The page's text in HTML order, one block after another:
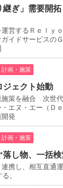
ぎ」需要開
営するＲｅｌｙｏ
イドサービスの
画・施策
ェクト始動
策を融合 次世
エヌ・エー（Ｄｅ
発
画・施策
し物、一括検
携し、相互直通
。